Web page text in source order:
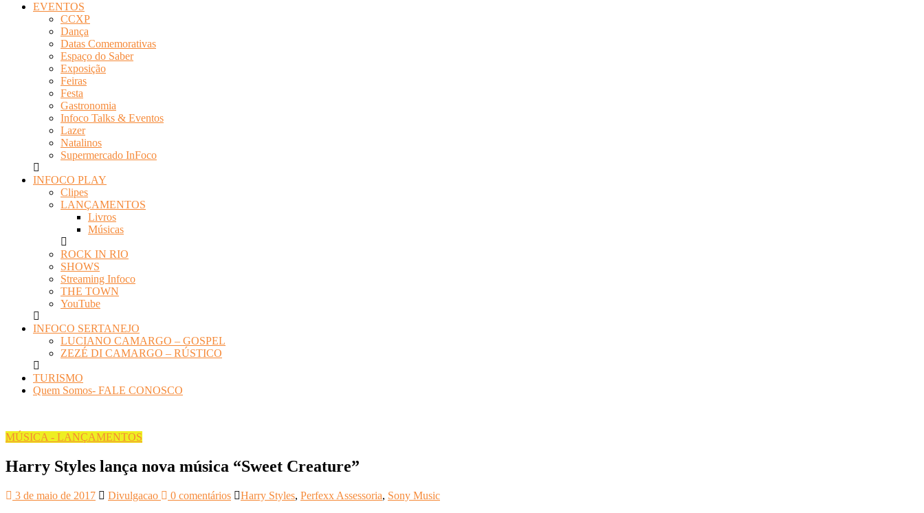
EVENTOS
CCXP
Dança
Datas Comemorativas
Espaço do Saber
Exposição
Feiras
Festa
Gastronomia
Infoco Talks & Eventos
Lazer
Natalinos
Supermercado InFoco
INFOCO PLAY
Clipes
LANÇAMENTOS
Livros
Músicas
ROCK IN RIO
SHOWS
Streaming Infoco
THE TOWN
YouTube
INFOCO SERTANEJO
LUCIANO CAMARGO – GOSPEL
ZEZÉ DI CAMARGO – RÚSTICO
TURISMO
Quem Somos- FALE CONOSCO
MÚSICA - LANÇAMENTOS
Harry Styles lança nova música “Sweet Creature”
3 de maio de 2017 Divulgacao 0 comentários Harry Styles, Perfexx Assessoria, Sony Music